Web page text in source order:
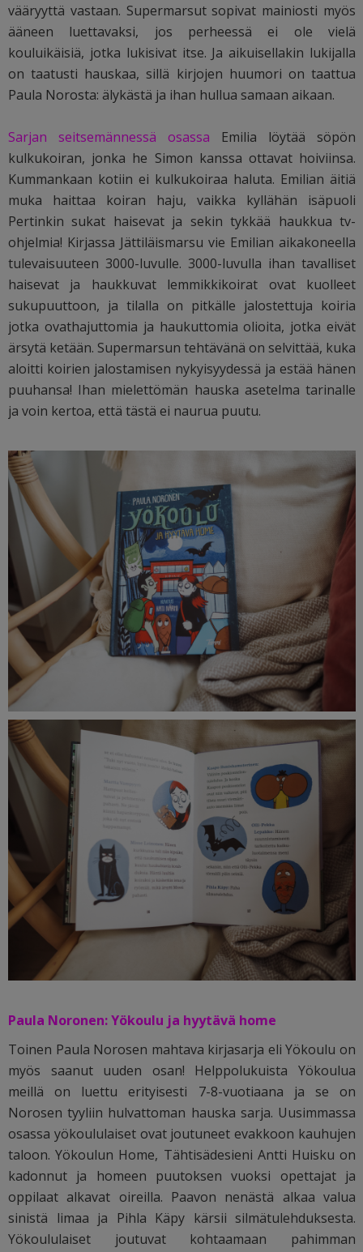
vääryyttä vastaan. Supermarsut sopivat mainiosti myös
ääneen luettavaksi, jos perheessä ei ole vielä
kouluikäisiä, jotka lukisivat itse. Ja aikuisellakin lukijalla
on taatusti hauskaa, sillä kirjojen huumori on taattua
Paula Norosta: älykästä ja ihan hullua samaan aikaan.
Sarjan seitsemännessä osassa Emilia löytää söpön
kulkukoiran, jonka he Simon kanssa ottavat hoiviinsa.
Kummankaan kotiin ei kulkukoiraa haluta. Emilian äitiä
muka haittaa koiran haju, vaikka kyllähän isäpuoli
Pertinkin sukat haisevat ja sekin tykkää haukkua tv-
ohjelmia! Kirjassa Jättiläismarsu vie Emilian aikakoneella
tulevaisuuteen 3000-luvulle. 3000-luvulla ihan tavalliset
haisevat ja haukkuvat lemmikkikoirat ovat kuolleet
sukupuuttoon, ja tilalla on pitkälle jalostettuja koiria
jotka ovathajuttomia ja haukuttomia olioita, jotka eivät
ärsytä ketään. Supermarsun tehtävänä on selvittää, kuka
aloitti koirien jalostamisen nykyisyydessä ja estää hänen
puuhansa! Ihan mielettömän hauska asetelma tarinalle
ja voin kertoa, että tästä ei naurua puutu.
Paula Noronen: Yökoulu ja hyytävä home
Toinen Paula Norosen mahtava kirjasarja eli Yökoulu on
myös saanut uuden osan! Helppolukuista Yökoulua
meillä on luettu erityisesti 7-8-vuotiaana ja se on
Norosen tyyliin hulvattoman hauska sarja. Uusimmassa
osassa yökoululaiset ovat joutuneet evakkoon kauhujen
taloon. Yökoulun Home, Tähtisädesieni Antti Huisku on
kadonnut ja homeen puutoksen vuoksi opettajat ja
oppilaat alkavat oireilla. Paavon nenästä alkaa valua
sinistä limaa ja Pihla Käpy kärsii silmätulehduksesta.
Yökoululaiset joutuvat kohtaamaan pahimman